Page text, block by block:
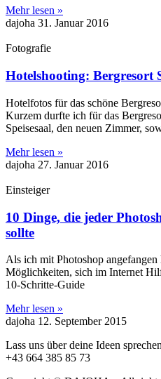
Mehr lesen »
dajoha 31. Januar 2016
Fotografie
Hotelshooting: Bergresort
Hotelfotos für das schöne
Kurzem durfte ich für das
Speisesaal, den neuen Zimmer,
Mehr lesen »
dajoha 27. Januar 2016
Einsteiger
10 Dinge, die jeder
sollte
Als ich mit Photoshop
Möglichkeiten, sich im Internet
10-Schritte-Guide
Mehr lesen »
dajoha 12. September 2015
Lass uns über deine Ideen
+43 664 385 85 73